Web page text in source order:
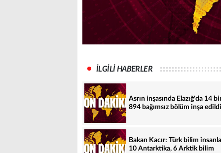
İLGİLİ HABERLER
Asrın inşasında Elazığ'da 14
894 bağımsız bölüm inşa edildi
Bakan Kacır: Türk bilim
10 Antarktika, 6 Arktik bilim